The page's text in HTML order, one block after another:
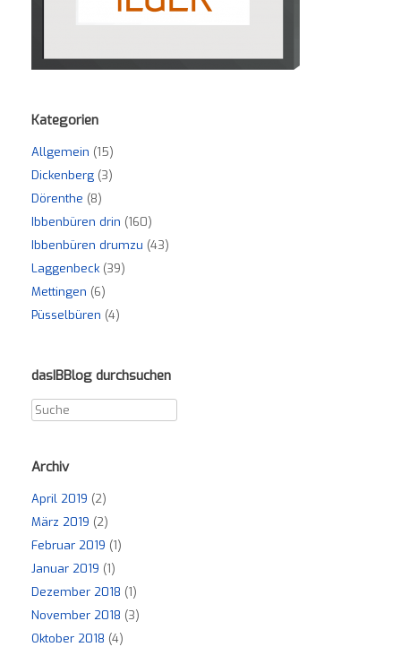
Kategorien
Allgemein (15)
Dickenberg (3)
Dörenthe (8)
Ibbenbüren drin (160)
Ibbenbüren drumzu (43)
Laggenbeck (39)
Mettingen (6)
Püsselbüren (4)
dasIBBlog durchsuchen
Archiv
April 2019 (2)
März 2019 (2)
Februar 2019 (1)
Januar 2019 (1)
Dezember 2018 (1)
November 2018 (3)
Oktober 2018 (4)